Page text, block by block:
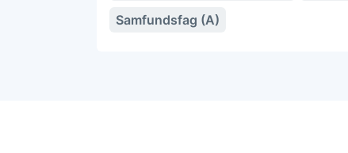
Samfundsfag (A)